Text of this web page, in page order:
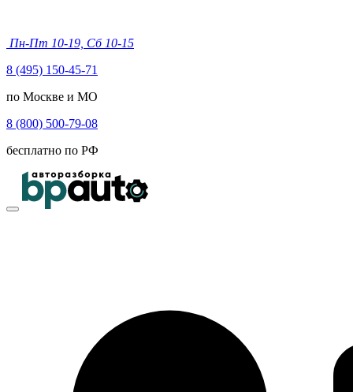
Пн-Пт 10-19, Сб 10-15
8 (495) 150-45-71
по Москве и МО
8 (800) 500-79-08
бесплатно по РФ